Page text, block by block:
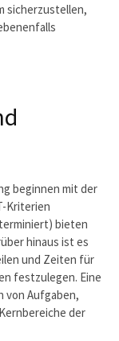
sicherzustellen,
beginnen mit der
Kriterien
bieten
hinaus ist es
und Zeiten für
festzulegen. Eine
von Aufgaben,
der